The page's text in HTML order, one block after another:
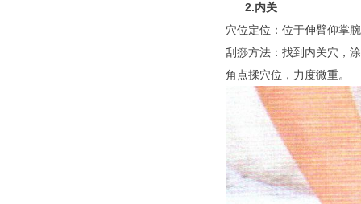
2.内关
穴位定位：位于伸臂仰掌
刮痧方法：找到内关穴，
角点揉穴位，力度微重。